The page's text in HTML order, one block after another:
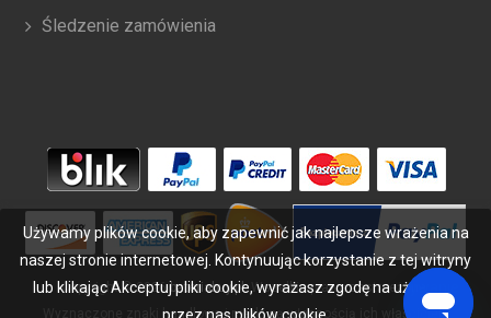
Śledzenie zamówienia
Copyright ©2026 bateriabuy.pl. Wszelkie prawa zastrzeżone.
Wyznaczone znaki handlowe i marki są własnością ich właścicieli.
Używamy plików cookie, aby zapewnić jak najlepsze wrażenia na
naszej stronie internetowej. Kontynuując korzystanie z tej witryny
lub klikając Akceptuj pliki cookie, wyrażasz zgodę na używanie